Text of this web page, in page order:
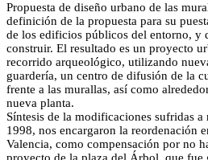
Propuesta de diseño urbano de las
definición de la propuesta para su
de los edificios públicos del entorno, y
construir. El resultado es un proyecto
recorrido arqueológico, utilizando
guardería, un centro de difusión de la
frente a las murallas, así como
nueva planta.
Síntesis de la modificaciones sufridas
1998, nos encargaron la reordenación
Valencia, como compensación por no